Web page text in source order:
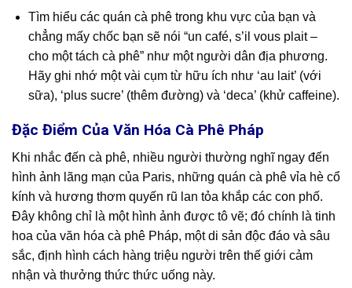
Tìm hiểu các quán cà phê trong khu vực của bạn và
chẳng mấy chốc bạn sẽ nói “un café, s’il vous plait –
cho một tách cà phê” như một người dân địa phương.
Hãy ghi nhớ một vài cụm từ hữu ích như ‘au lait’ (với
sữa), ‘plus sucre’ (thêm đường) và ‘deca’ (khử caffeine).
Đặc Điểm Của Văn Hóa Cà Phê Pháp
Khi nhắc đến cà phê, nhiều người thường nghĩ ngay đến
hình ảnh lãng mạn của Paris, những quán cà phê vỉa hè cổ
kính và hương thơm quyến rũ lan tỏa khắp các con phố.
Đây không chỉ là một hình ảnh được tô vẽ; đó chính là tinh
hoa của văn hóa cà phê Pháp, một di sản độc đáo và sâu
sắc, định hình cách hàng triệu người trên thế giới cảm
nhận và thưởng thức thức uống này.